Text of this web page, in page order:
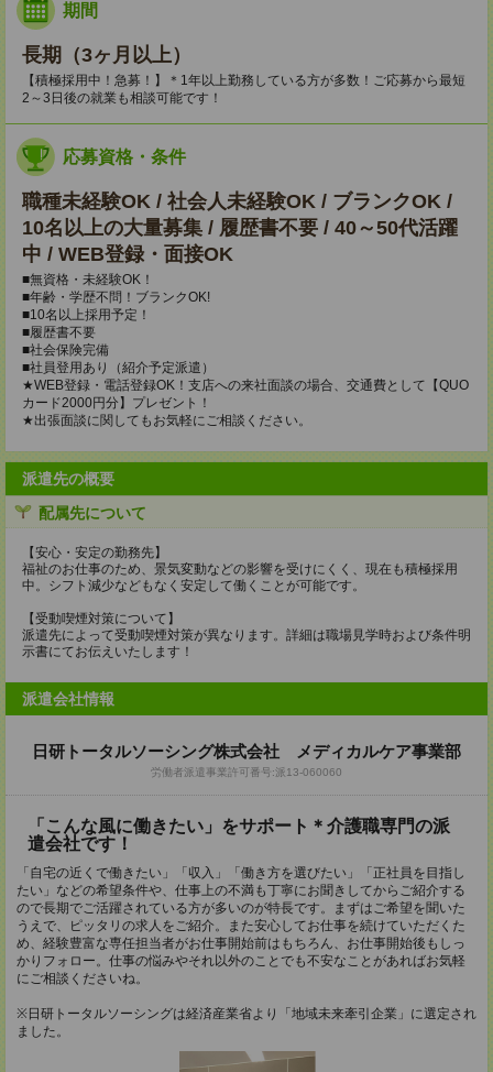
期間
長期（3ヶ月以上）
【積極採用中！急募！】＊1年以上勤務している方が多数！ご応募から最短
2～3日後の就業も相談可能です！
応募資格・条件
職種未経験OK / 社会人未経験OK / ブランクOK /
10名以上の大量募集 / 履歴書不要 / 40～50代活躍
中 / WEB登録・面接OK
■無資格・未経験OK！
■年齢・学歴不問！ブランクOK!
■10名以上採用予定！
■履歴書不要
■社会保険完備
■社員登用あり（紹介予定派遣）
★WEB登録・電話登録OK！支店への来社面談の場合、交通費として【QUO
カード2000円分】プレゼント！
★出張面談に関してもお気軽にご相談ください。
派遣先の概要
配属先について
【安心・安定の勤務先】
福祉のお仕事のため、景気変動などの影響を受けにくく、現在も積極採用
中。シフト減少などもなく安定して働くことが可能です。
【受動喫煙対策について】
派遣先によって受動喫煙対策が異なります。詳細は職場見学時および条件明
示書にてお伝えいたします！
派遣会社情報
日研トータルソーシング株式会社 メディカルケア事業部
労働者派遣事業許可番号:派13-060060
「こんな風に働きたい」をサポート＊介護職専門の派
遣会社です！
「自宅の近くで働きたい」「収入」「働き方を選びたい」「正社員を目指し
たい」などの希望条件や、仕事上の不満も丁寧にお聞きしてからご紹介する
ので長期でご活躍されている方が多いのが特長です。まずはご希望を聞いた
うえで、ピッタリの求人をご紹介。また安心してお仕事を続けていただくた
め、経験豊富な専任担当者がお仕事開始前はもちろん、お仕事開始後もしっ
かりフォロー。仕事の悩みやそれ以外のことでも不安なことがあればお気軽
にご相談くださいね。
※日研トータルソーシングは経済産業省より「地域未来牽引企業」に選定され
ました。